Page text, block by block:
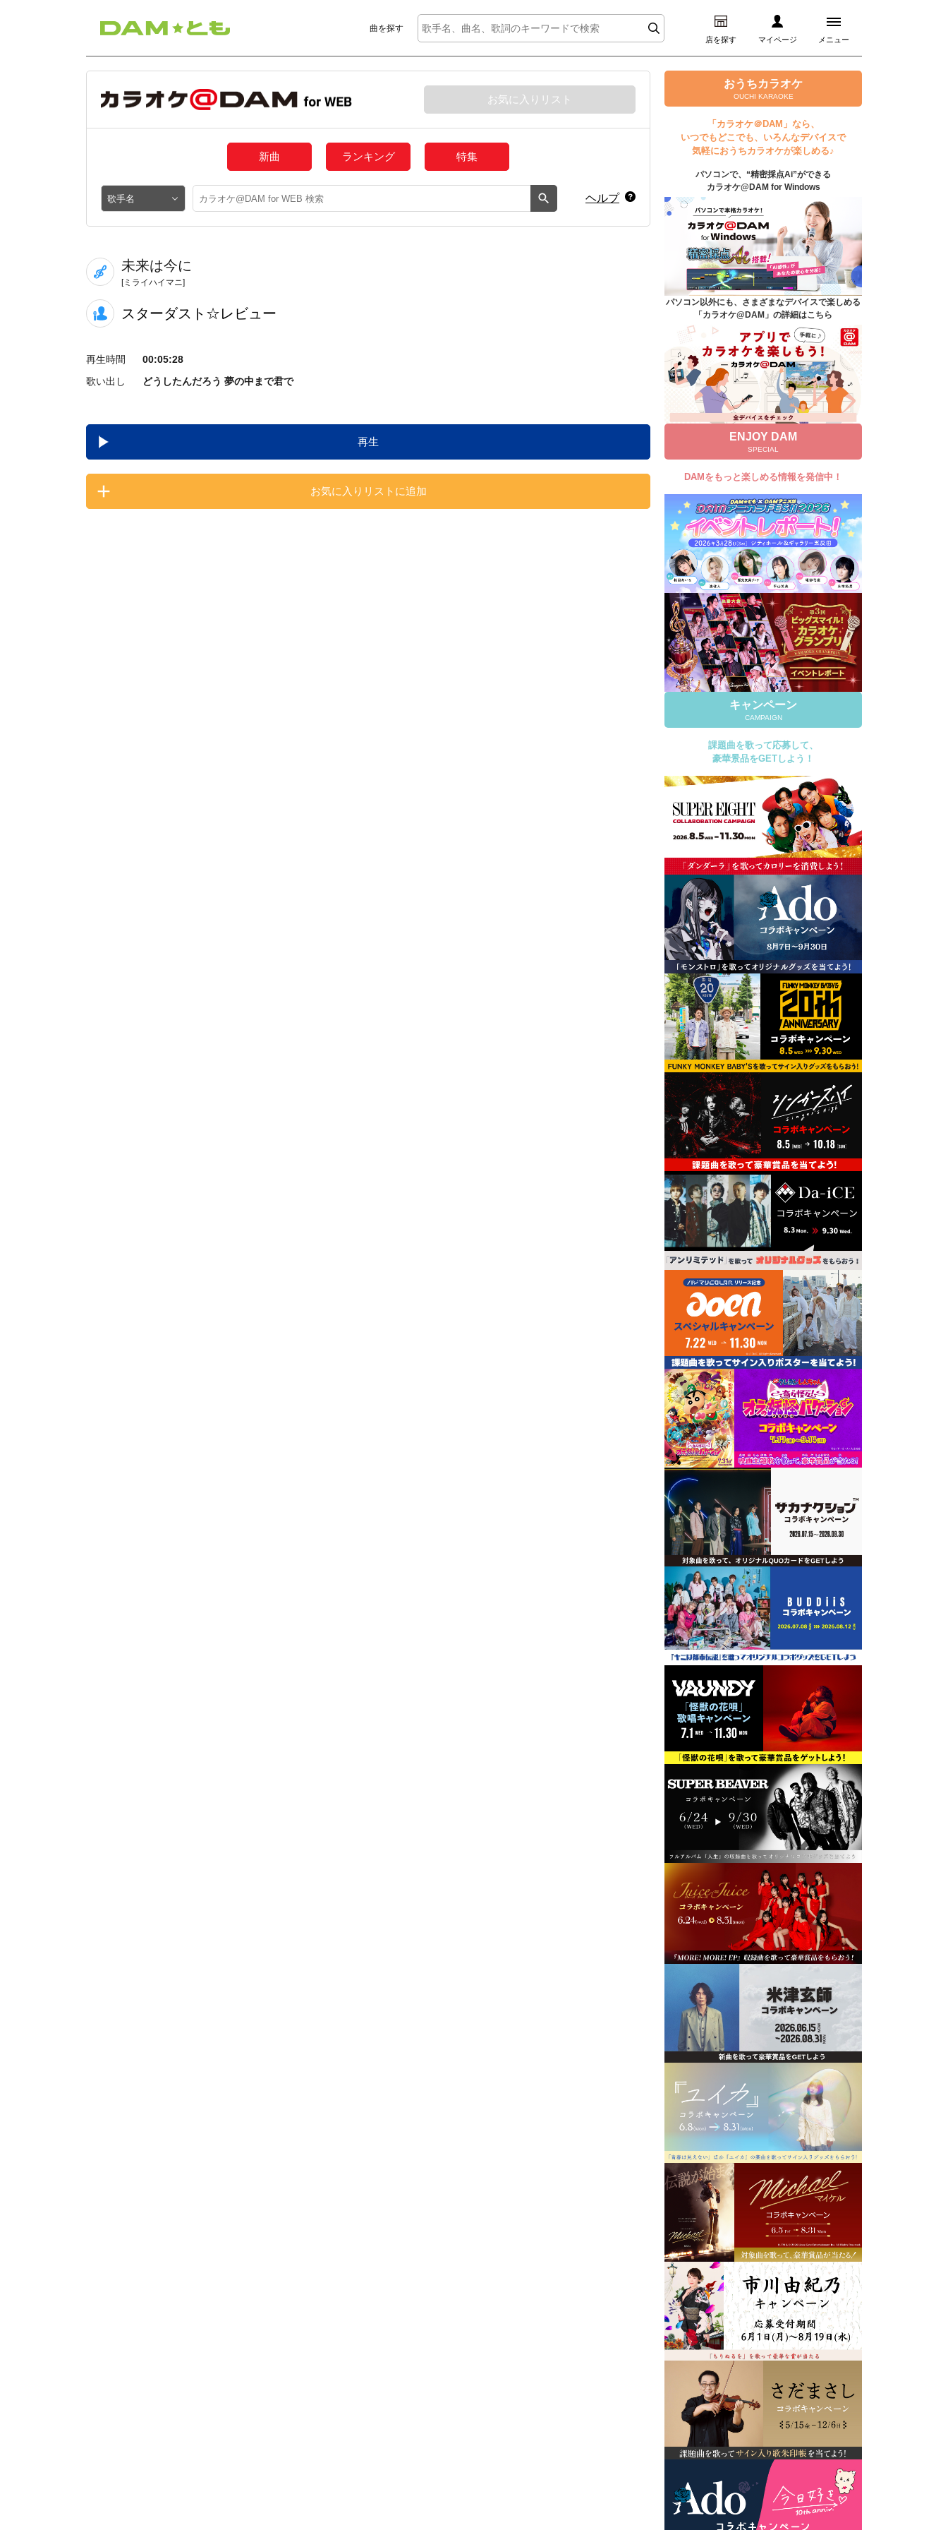
曲を探す
店を探す マイページ メニュー
ログイン
マイページ
プレミアムサービス
DAM★とも動画
DAM★とも録音
カラオケ＠DAM
ユーザー検索
キャンペーン
よくあるご質問
DAMの新曲・ランキングなど
カラオケ最新情報をチェック！
自宅でカラオケ歌い放題！
家族や友達と一緒に！練習にも！
お気に入りリスト
新曲 ランキング 特集
ヘルプ
未来は今に
[ミライハイマニ]
スターダスト☆レビュー
再生時間
00:05:28
歌い出し
どうしたんだろう 夢の中まで君で
再生
お気に入りリストに追加
おうちカラオケ
OUCHI KARAOKE
「カラオケ＠DAM」なら、
いつでもどこでも、いろんなデバイスで
気軽におうちカラオケが楽しめる♪
パソコンで、“精密採点Ai”ができる
カラオケ@DAM for Windows
パソコン以外にも、さまざまなデバイスで楽しめる
「カラオケ@DAM」の詳細はこちら
ENJOY DAM
SPECIAL
DAMをもっと楽しめる情報を発信中！
キャンペーン
CAMPAIGN
課題曲を歌って応募して、
豪華景品をGETしよう！